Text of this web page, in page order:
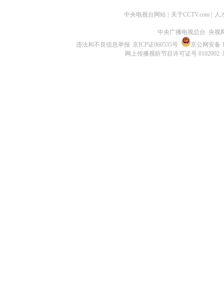
中央电视台网站 关于CCTV.com 人
中央广播电视总台 央视
违法和不良信息举报 京ICP证060535号
京公网安备
网上传播视听节目许可证号 0102002